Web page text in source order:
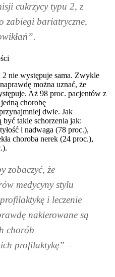
cukrzycy typu 2, z
zabiegi bariatryczne,
nie występuje sama. Zwykle
można uznać, że
Aż 98 proc. pacjentów z
chorobę
dwie. Jak
być takie schorzenia jak:
i nadwaga (78 proc.),
choroba nerek (24 proc.),
zobaczyć, że
medycyny stylu
i leczenie
nakierowane są
chorób
profilaktykę” –